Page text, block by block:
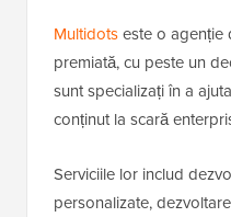
Multidotseste o agenție
premiată, cu peste un
sunt specializați în a
conținut la scară
Serviciile lor includ
personalizate,